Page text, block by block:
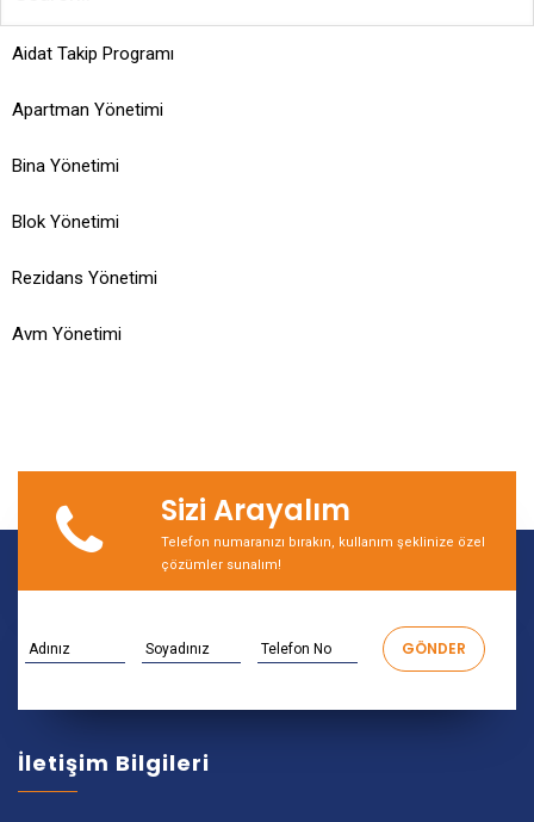
Aidat Takip Programı
Apartman Yönetimi
Bina Yönetimi
Blok Yönetimi
Rezidans Yönetimi
Avm Yönetimi
Sizi Arayalım
Telefon numaranızı bırakın, kullanım şeklinize özel
çözümler sunalım!
İletişim Bilgileri